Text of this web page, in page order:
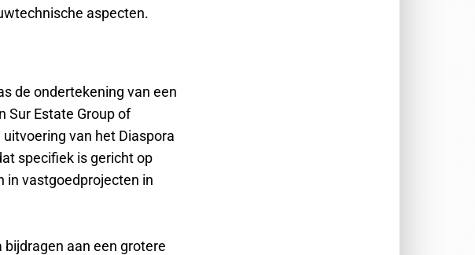
aspecten.
de ondertekening van een
Sur Estate Group of
van het Diaspora
specifiek is gericht op
in vastgoedprojecten in
aan een grotere